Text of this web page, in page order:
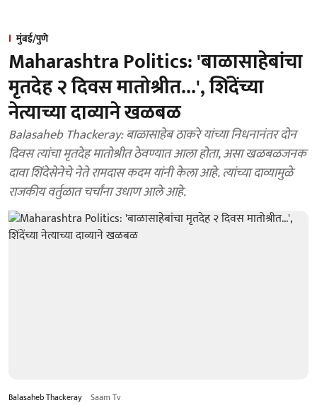
मुंबई/पुणे
Maharashtra Politics: 'बाळासाहेबांचा
मृतदेह २ दिवस मातोश्रीत...', शिंदेंच्या
नेत्याच्या दाव्याने खळबळ
Balasaheb Thackeray: बाळासाहेब ठाकरे यांच्या निधनानंतर दोन
दिवस त्यांचा मृतदेह मातोश्रीत ठेवण्यात आला होता, असा खळबळजनक
दावा शिंदेसेनेचे नेते रामदास कदम यांनी केला आहे. त्यांच्या दाव्यामुळे
राजकीय वर्तुळात चर्चांना उधाण आले आहे.
Balasaheb Thackeray Saam Tv